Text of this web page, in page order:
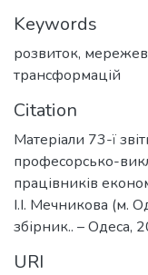
Keywords
розвиток,
трансформацій
Citation
Матеріали 73-ї
професорсько-
працівників
І.І. Мечникова (м.
збірник.. – Одеса,
URI